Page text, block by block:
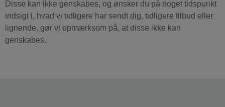
Disse kan ikke genskabes, og ønsker du på noget tidspunkt
indsigt i, hvad vi tidligere har sendt dig, tidligere tilbud eller
lignende, gør vi opmærksom på, at disse ikke kan
genskabes.